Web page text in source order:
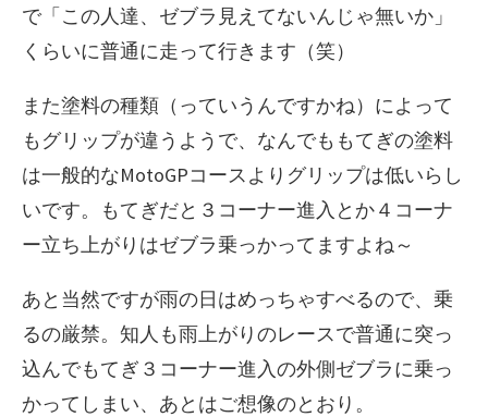
で「この人達、ゼブラ見えてないんじゃ無いか」
くらいに普通に走って行きます（笑）
また塗料の種類（っていうんですかね）によって
もグリップが違うようで、なんでももてぎの塗料
は一般的なMotoGPコースよりグリップは低いらし
いです。もてぎだと３コーナー進入とか４コーナ
ー立ち上がりはゼブラ乗っかってますよね～
あと当然ですが雨の日はめっちゃすべるので、乗
るの厳禁。知人も雨上がりのレースで普通に突っ
込んでもてぎ３コーナー進入の外側ゼブラに乗っ
かってしまい、あとはご想像のとおり。